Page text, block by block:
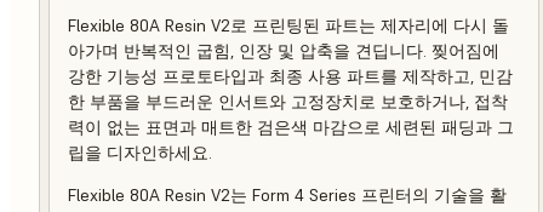
Flexible 80A Resin V2로 프린팅된 파트는 제자리에 다시 돌
아가며 반복적인 굽힘, 인장 및 압축을 견딥니다. 찢어짐에
강한 기능성 프로토타입과 최종 사용 파트를 제작하고, 민감
한 부품을 부드러운 인서트와 고정장치로 보호하거나, 접착
력이 없는 표면과 매트한 검은색 마감으로 세련된 패딩과 그
립을 디자인하세요.
Flexible 80A Resin V2는 Form 4 Series 프린터의 기술을 활